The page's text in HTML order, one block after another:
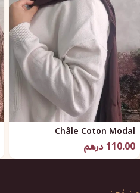
Châle Coton Modal
110.00 درهم